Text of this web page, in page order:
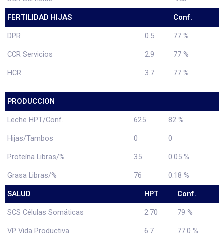
FERTILIDAD HIJAS Conf.
DPR 0.5 77 %
CCR Servicios 2.9 77 %
HCR 3.7 77 %
PRODUCCION
Leche HPT/Conf. 625 82 %
Hijas/Tambos 0 0
Proteína Libras/% 35 0.05 %
Grasa Libras/% 76 0.18 %
SALUD HPT Conf.
SCS Células Somáticas 2.70 79 %
VP Vida Productiva 6.7 77.0 %